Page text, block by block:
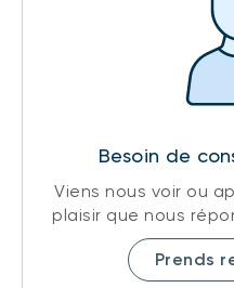
Besoin de
Viens nous voir ou
plaisir que nous
Prends